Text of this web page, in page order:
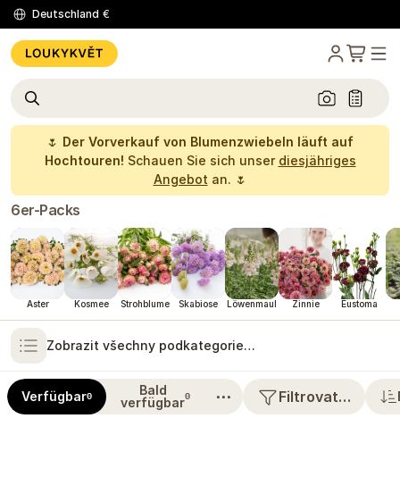
Deutschland €
🌷 Der Vorverkauf von Blumenzwiebeln läuft auf
Hochtouren! Schauen Sie sich unser diesjähriges
Angebot an. 🌷
6er-Packs
Aster Kosmee Strohblume Skabiose Löwenmaul Zinnie Eustoma
Zobrazit všechny podkategorie…
Verfügbar0
Bald
verfügbar0 ⋯ Filtrovat…